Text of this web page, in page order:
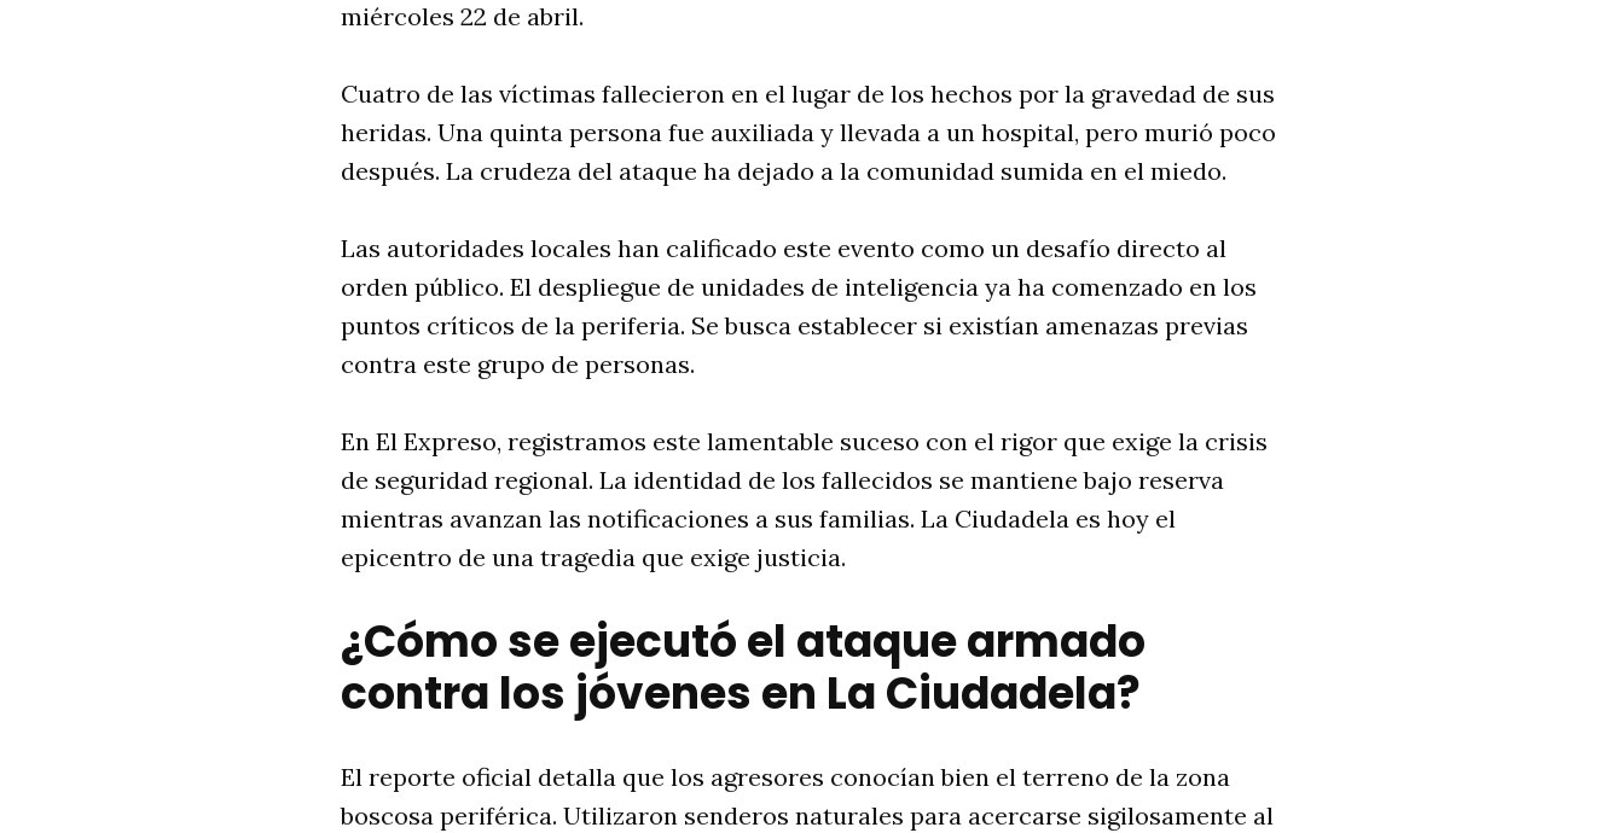
miércoles 22 de abril.
Cuatro de las víctimas fallecieron en el lugar de los hechos por la gravedad de sus
heridas. Una quinta persona fue auxiliada y llevada a un hospital, pero murió poco
después. La crudeza del ataque ha dejado a la comunidad sumida en el miedo.
Las autoridades locales han calificado este evento como un desafío directo al
orden público. El despliegue de unidades de inteligencia ya ha comenzado en los
puntos críticos de la periferia. Se busca establecer si existían amenazas previas
contra este grupo de personas.
En El Expreso, registramos este lamentable suceso con el rigor que exige la crisis
de seguridad regional. La identidad de los fallecidos se mantiene bajo reserva
mientras avanzan las notificaciones a sus familias. La Ciudadela es hoy el
epicentro de una tragedia que exige justicia.
¿Cómo se ejecutó el ataque armado
contra los jóvenes en La Ciudadela?
El reporte oficial detalla que los agresores conocían bien el terreno de la zona
boscosa periférica. Utilizaron senderos naturales para acercarse sigilosamente al